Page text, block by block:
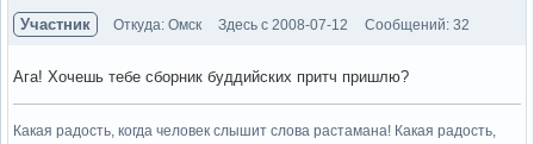
Участник Откуда: Омск Здесь с 2008-07-12 Сообщений: 32
Ага! Хочешь тебе сборник буддийских притч пришлю?
Какая радость, когда человек слышит слова растамана! Какая радость,